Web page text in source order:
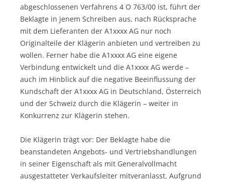
abgeschlossenen Verfahrens 4 O 763/00 ist, führt der
Beklagte in jenem Schreiben aus, nach Rücksprache
mit dem Lieferanten der A1xxxx AG nur noch
Originalteile der Klägerin anbieten und vertreiben zu
wollen. Ferner habe die A1xxxx AG eine eigene
Verbindung entwickelt und die A1xxxx AG werde –
auch im Hinblick auf die negative Beeinflussung der
Kundschaft der A1xxxx AG in Deutschland, Österreich
und der Schweiz durch die Klägerin – weiter in
Konkurrenz zur Klägerin stehen.
Die Klägerin trägt vor: Der Beklagte habe die
beanstandeten Angebots- und Vertriebshandlungen
in seiner Eigenschaft als mit Generalvollmacht
ausgestatteter Verkaufsleiter mitveranlasst. Aufgrund